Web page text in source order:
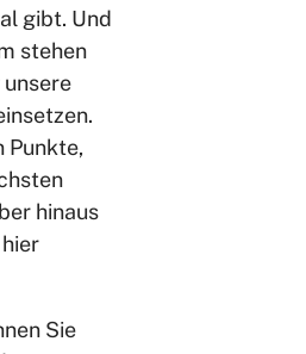
gibt. Und
stehen
Punkte,
hinaus
Sie